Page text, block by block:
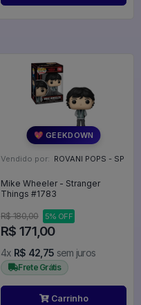
💖 GEEKDOWN
Vendido por: ROVANI POPS - SP
Mike Wheeler - Stranger
Things #1783
R$ 180,00 5% OFF
R$ 171,00
4x R$ 42,75 sem juros
Frete Grátis
Carrinho